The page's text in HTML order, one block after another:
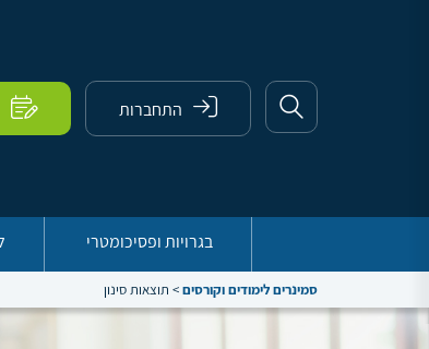
התחברות
בגרויות ופסיכומטרי
סמינרים לימודים וקורסים> תוצאות סינון